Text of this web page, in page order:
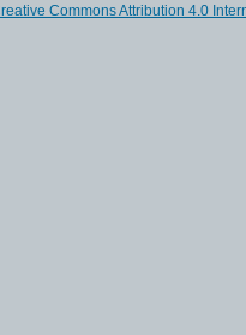
Commons Attribution 4.0